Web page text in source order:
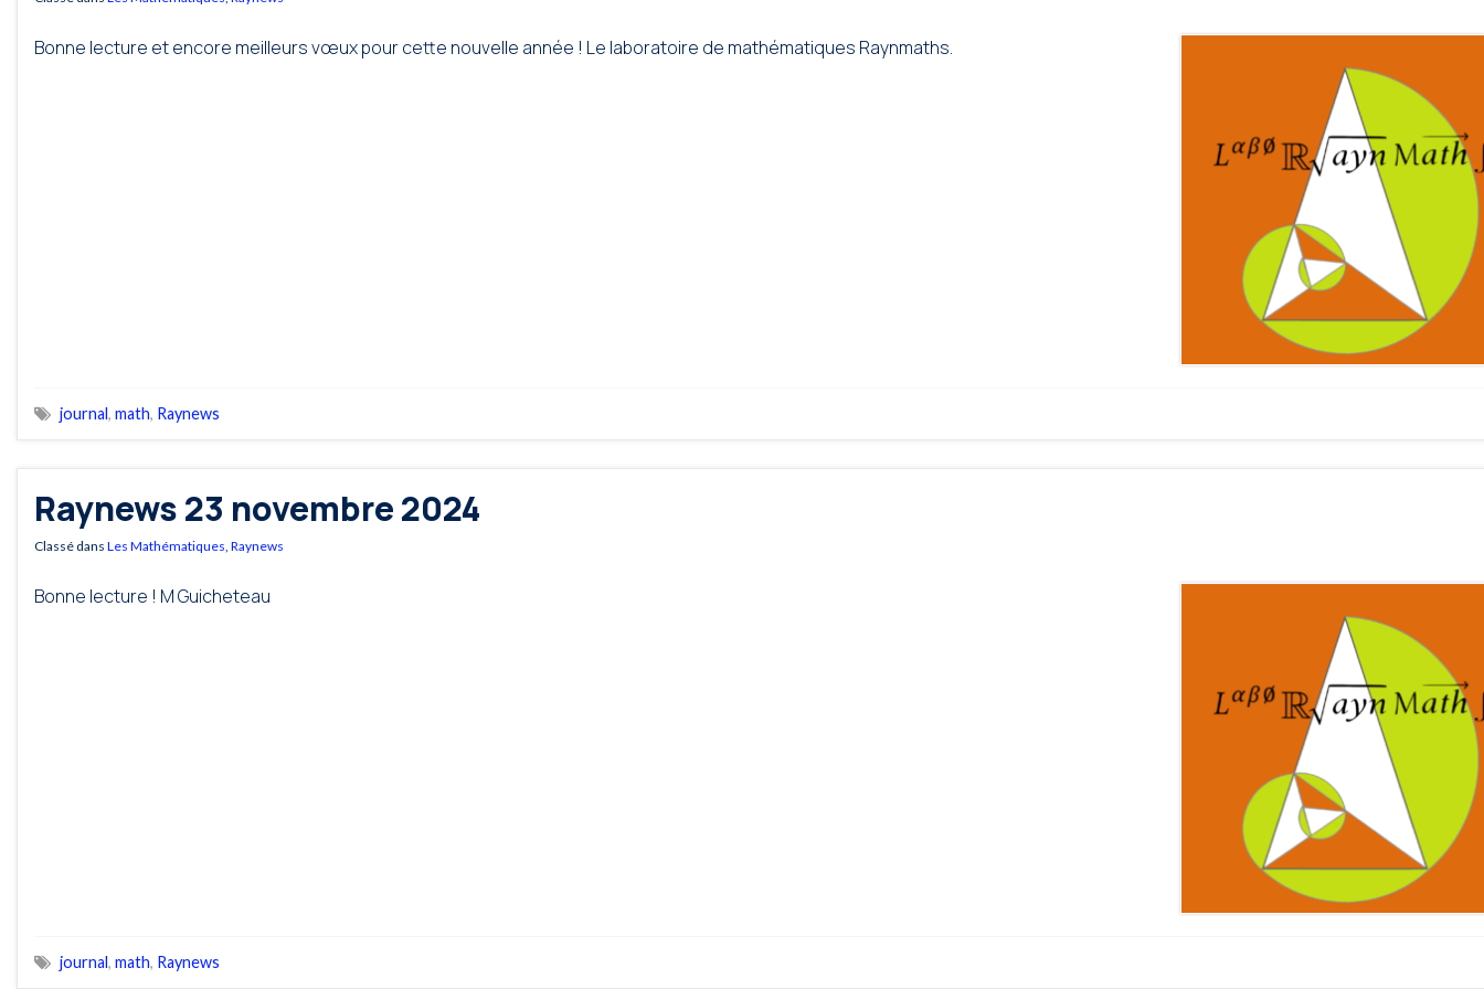
Bonne lecture et encore meilleurs vœux pour cette nouvelle année ! Le laboratoire de mathématiques Raynmaths.
journal, math, Raynews
Raynews 23 novembre 2024
Classé dans Les Mathématiques Raynews
Bonne lecture ! M Guicheteau
journal, math, Raynews